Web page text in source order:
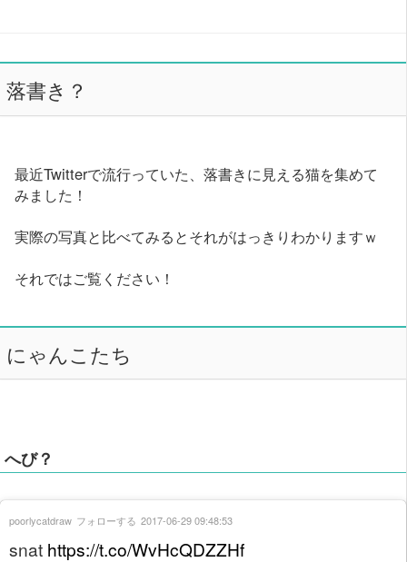
落書き？
最近Twitterで流行っていた、落書きに見える猫を集めて
みました！
実際の写真と比べてみるとそれがはっきりわかりますｗ
それではご覧ください！
にゃんこたち
へび？
snat https://t.co/WvHcQDZZHf
poorlycatdraw フォローする 2017-06-29 09:48:53